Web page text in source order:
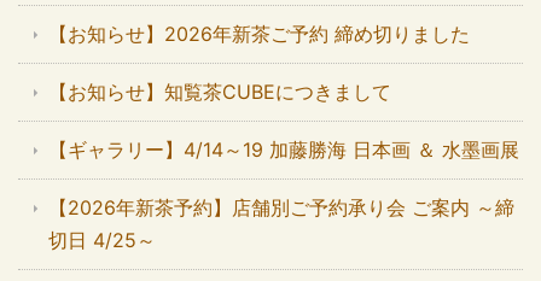
【お知らせ】2026年新茶ご予約 締め切りました
【お知らせ】知覧茶CUBEにつきまして
【ギャラリー】4/14～19 加藤勝海 日本画 ＆ 水墨画展
【2026年新茶予約】店舗別ご予約承り会 ご案内 ～締
切日 4/25～